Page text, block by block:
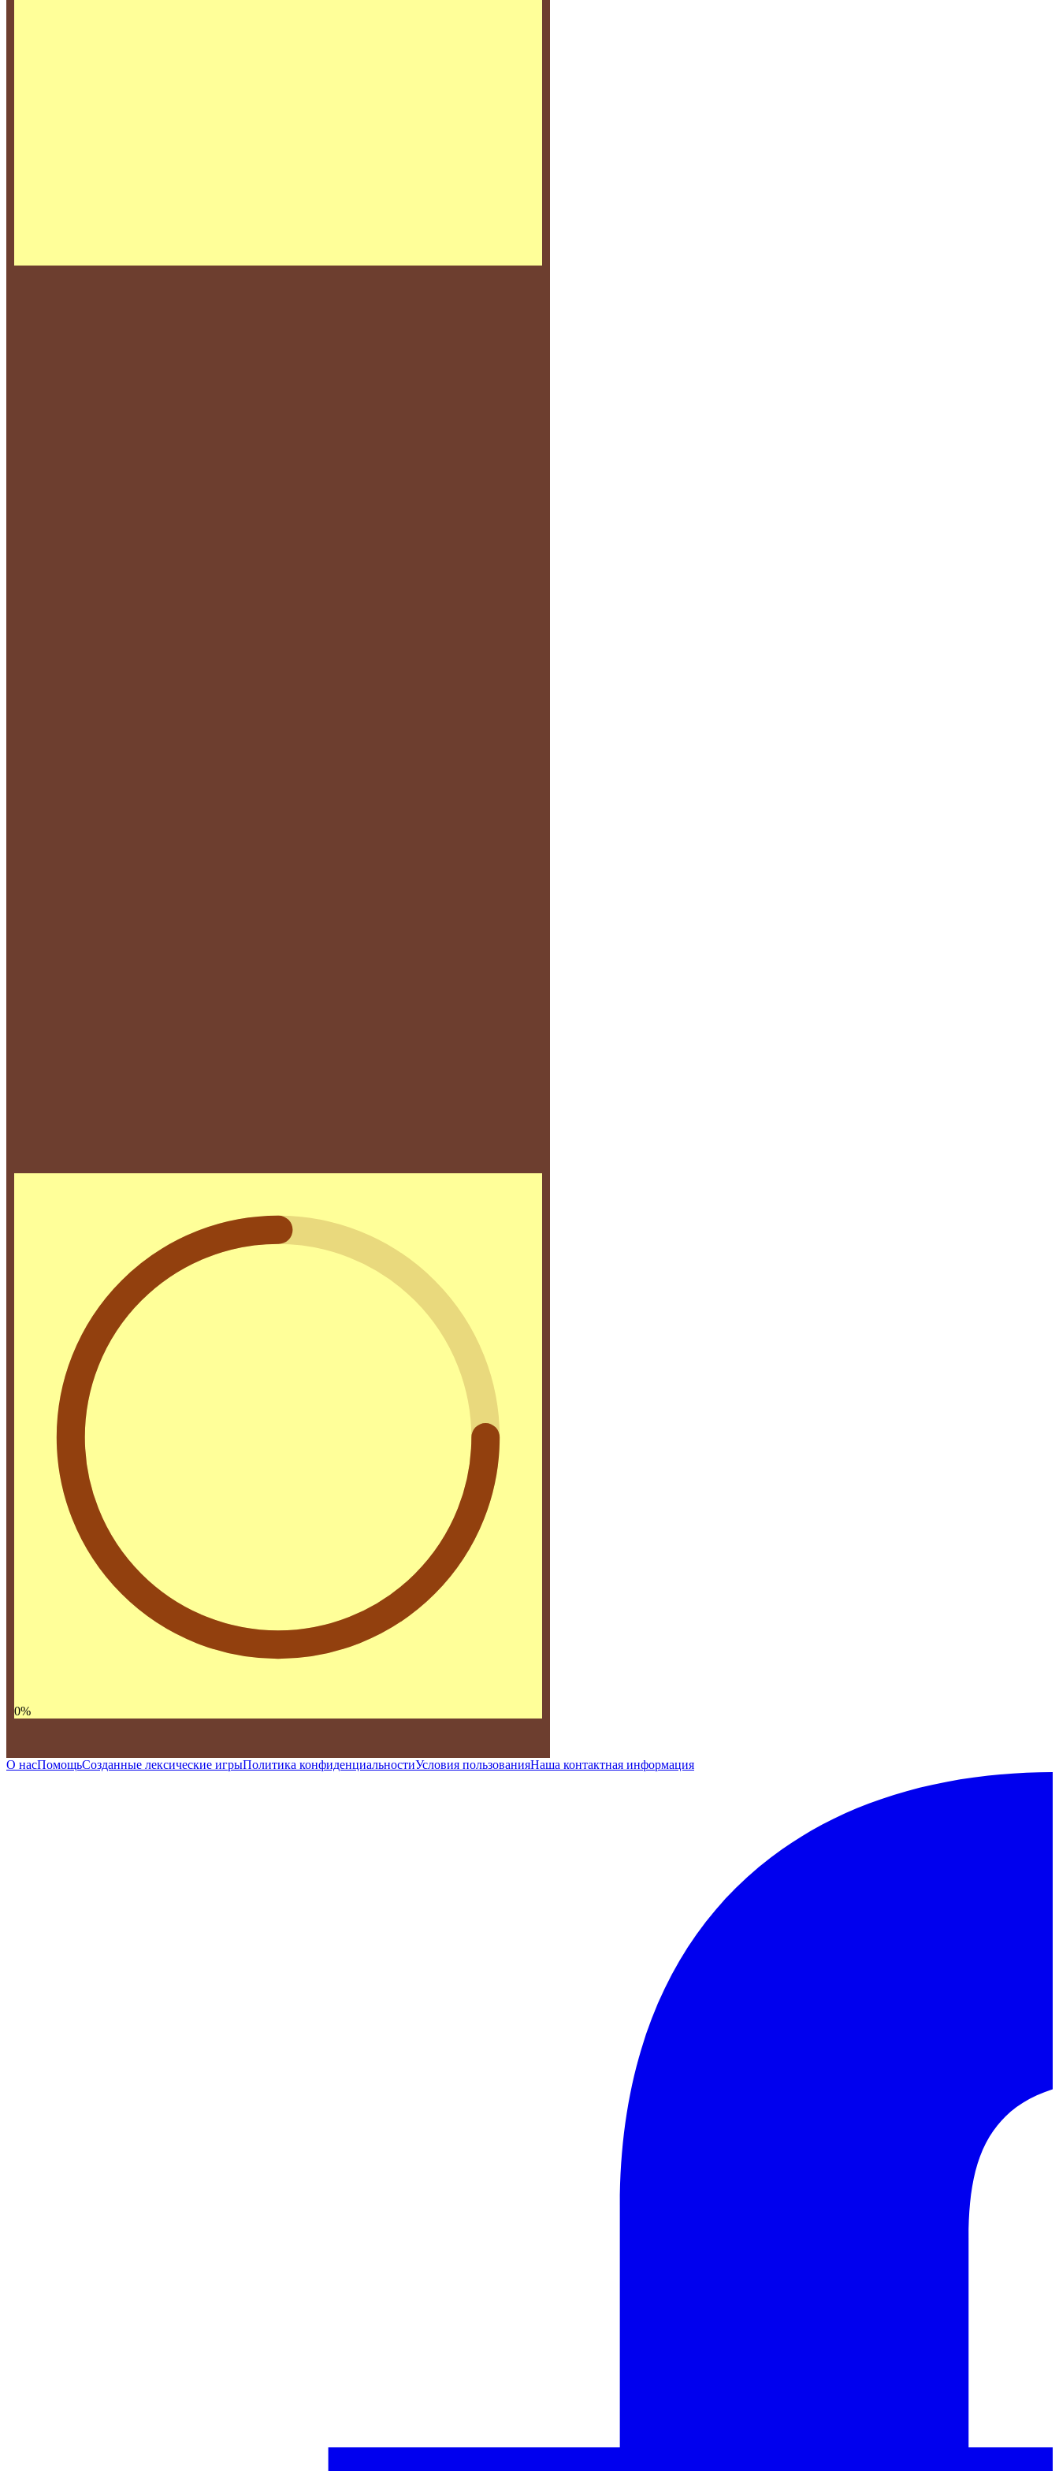
0%
О насПомощьСозданные лексические игрыПолитика конфиденциальностиУсловия пользованияНаша контактная информация